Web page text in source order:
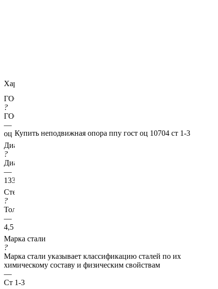
Купить неподвижная опора ппу гост оц 10704 ст 1-3
Характеристики
ГОСТ несущей трубы
?
ГОСТ основной трубы
—
оц 10704
Диаметр трубы, мм
?
Диаметр основной трубы
—
133
Стенка трубы, мм
?
Толщина стенки несущей трубы
—
4,5
Марка стали
?
Марка стали указывает классификацию сталей по их
химическому составу и физическим свойствам
—
Ст 1-3